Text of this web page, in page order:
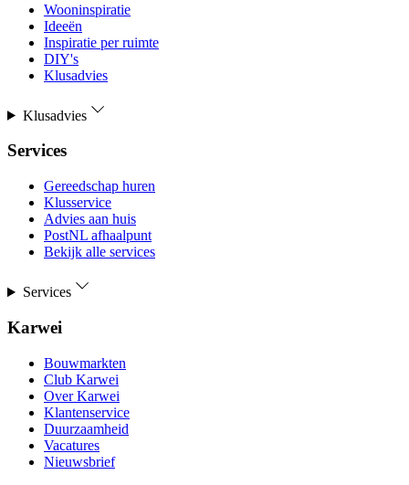
Wooninspiratie
Ideeën
Inspiratie per ruimte
DIY's
Klusadvies
Klusadvies
Services
Gereedschap huren
Klusservice
Advies aan huis
PostNL afhaalpunt
Bekijk alle services
Services
Karwei
Bouwmarkten
Club Karwei
Over Karwei
Klantenservice
Duurzaamheid
Vacatures
Nieuwsbrief